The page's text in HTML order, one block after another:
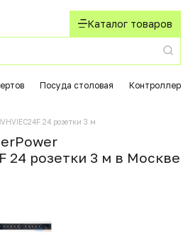
Каталог товаров
Посуда столовая
24 розетки 3 м
24 розетки 3 м в Москвe